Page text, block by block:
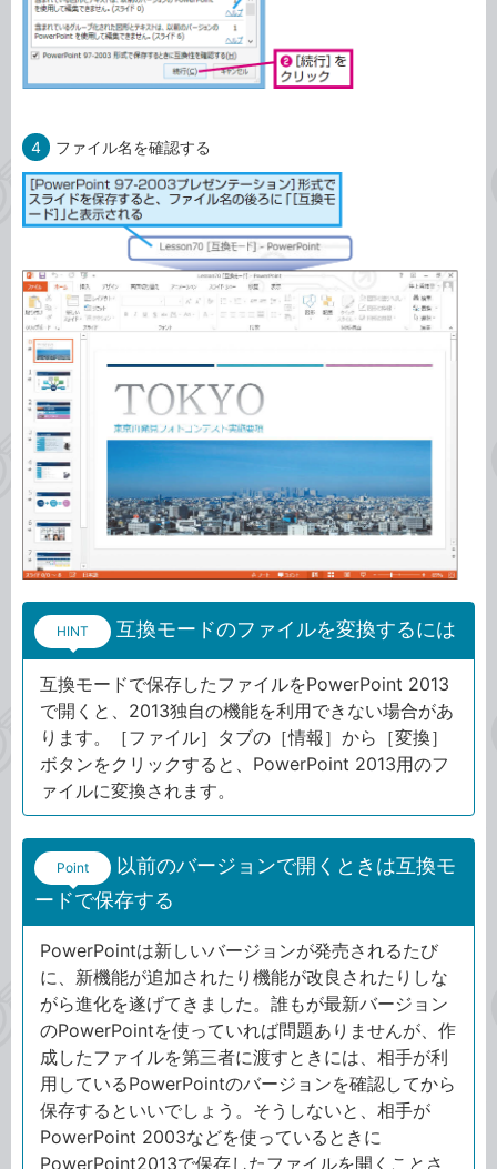
4 ファイル名を確認する
HINT 互換モードのファイルを変換するには
互換モードで保存したファイルをPowerPoint 2013
で開くと、2013独自の機能を利用できない場合があ
ります。［ファイル］タブの［情報］から［変換］
ボタンをクリックすると、PowerPoint 2013用のフ
ァイルに変換されます。
Point
以前のバージョンで開くときは互換モ
ードで保存する
PowerPointは新しいバージョンが発売されるたび
に、新機能が追加されたり機能が改良されたりしな
がら進化を遂げてきました。誰もが最新バージョン
のPowerPointを使っていれば問題ありませんが、作
成したファイルを第三者に渡すときには、相手が利
用しているPowerPointのバージョンを確認してから
保存するといいでしょう。そうしないと、相手が
PowerPoint 2003などを使っているときに
PowerPoint2013で保存したファイルを開くことさ